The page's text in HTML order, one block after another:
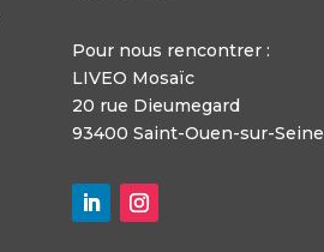
Pour nous rencontrer :
LIVEO Mosaïc
20 rue Dieumegard
93400 Saint-Ouen-sur-Seine